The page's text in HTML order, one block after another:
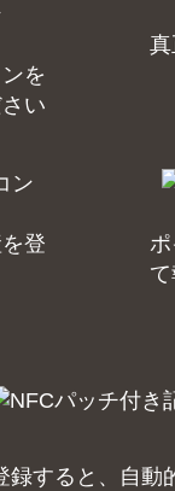
を
い
登
録すると、自動